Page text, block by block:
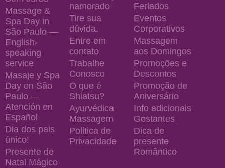
Massage &
Spa Day in
São Paulo —
English-
speaking
service
Masaje y Spa
Day en São
Paulo —
Atención en
Español
Dia dos pais
único!
Presente de
Natal Mágico
namorado
Tire sua
dúvida.
Entre em
contato
Trabalhe
Conosco
O que é
Shiatsu?
Ayurvédica
Massagem
Politica de
Privacidade
Feriados
Eventos
Corporativos
Massagem
aos Domingos
Promoções e
Descontos
Promoção de
Aniversário
Info adicionais
Gestantes
Dica de
presente
Romântico